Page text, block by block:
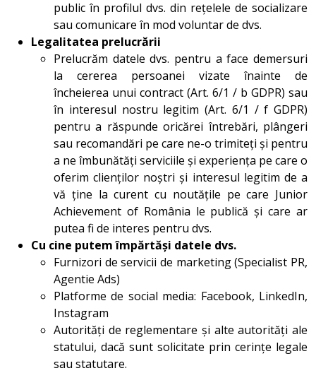
public în profilul dvs. din rețelele de socializare
sau comunicare în mod voluntar de dvs.
Legalitatea prelucrării
Prelucrăm datele dvs. pentru a face demersuri
la cererea persoanei vizate înainte de
încheierea unui contract (Art. 6/1 / b GDPR) sau
în interesul nostru legitim (Art. 6/1 / f GDPR)
pentru a răspunde oricărei întrebări, plângeri
sau recomandări pe care ne-o trimiteți și pentru
a ne îmbunătăți serviciile și experiența pe care o
oferim clienților noștri și interesul legitim de a
vă ține la curent cu noutățile pe care Junior
Achievement of România le publică și care ar
putea fi de interes pentru dvs.
Cu cine putem împărtăși datele dvs.
Furnizori de servicii de marketing (Specialist PR,
Agentie Ads)
Platforme de social media: Facebook, LinkedIn,
Instagram
Autorități de reglementare și alte autorități ale
statului, dacă sunt solicitate prin cerințe legale
sau statutare.